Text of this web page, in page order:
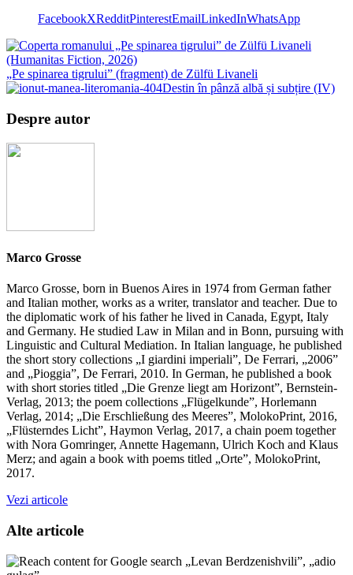
FacebookXRedditPinterestEmailLinkedInWhatsApp
„Pe spinarea tigrului” (fragment) de Zülfü Livaneli
Destin în pânză albă și subțire (IV)
Despre autor
Marco Grosse
Marco Grosse, born in Buenos Aires in 1974 from German father
and Italian mother, works as a writer, translator and teacher. Due to
the diplomatic work of his father he lived in Canada, Egypt, Italy
and Germany. He studied Law in Milan and in Bonn, pursuing with
Linguistic and Cultural Mediation. In Italian language, he published
the short story collections „I giardini imperiali”, De Ferrari, „2006”
and „Pioggia”, De Ferrari, 2010. In German, he published a book
with short stories titled „Die Grenze liegt am Horizont”, Bernstein-
Verlag, 2013; the poem collections „Flügelkunde”, Horlemann
Verlag, 2014; „Die Erschließung des Meeres”, MolokoPrint, 2016,
„Flüsterndes Licht”, Haymon Verlag, 2017, a chain poem together
with Nora Gomringer, Annette Hagemann, Ulrich Koch and Klaus
Merz; and again a book with poems titled „Orte”, MolokoPrint,
2017.
Vezi articole
Alte articole